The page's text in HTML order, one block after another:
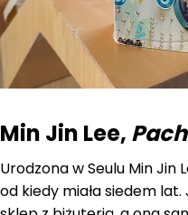
Min Jin Lee,
Urodzona w Seulu Min Jin
od kiedy miała siedem